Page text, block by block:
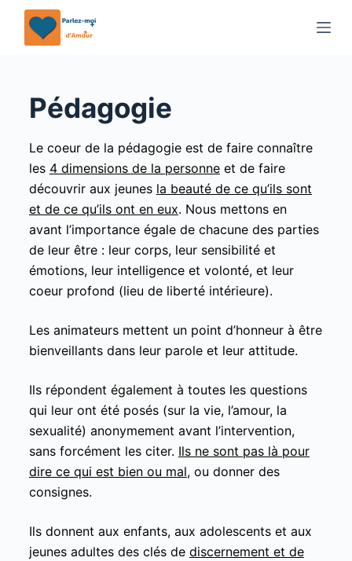
Pédagogie
Le coeur de la pédagogie est de faire connaître
les 4 dimensions de la personneet de faire
découvrir aux jeunes la beauté de ce qu’ils sont
et de ce qu’ils ont en eux. Nous mettons en
avant l’importance égale de chacune des parties
de leur être : leur corps, leur sensibilité et
émotions, leur intelligence et volonté, et leur
coeur profond (lieu de liberté intérieure).
Les animateurs mettent un point d’honneur à être
bienveillants dans leur parole et leur attitude.
Ils répondent également à toutes les questions
qui leur ont été posés (sur la vie, l’amour, la
sexualité) anonymement avant l’intervention,
sans forcément les citer. Ils ne sont pas là pour
dire ce qui est bien ou mal, ou donner des
consignes.
Ils donnent aux enfants, aux adolescents et aux
jeunes adultes des clés de discernement et de